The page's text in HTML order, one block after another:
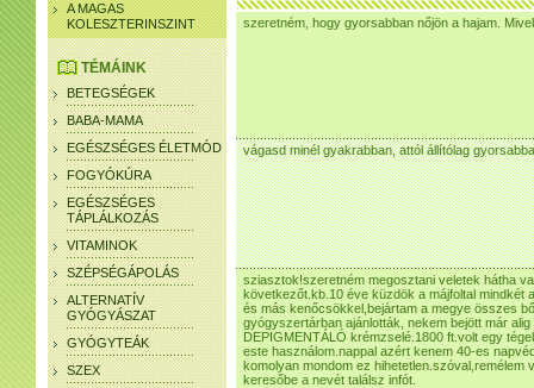
A MAGAS
KOLESZTERINSZINT
TÉMÁINK
BETEGSÉGEK
BABA-MAMA
EGÉSZSÉGES ÉLETMÓD
FOGYÓKÚRA
EGÉSZSÉGES
TÁPLÁLKOZÁS
VITAMINOK
SZÉPSÉGÁPOLÁS
ALTERNATÍV
GYÓGYÁSZAT
GYÓGYTEÁK
SZEX
szeretném, hogy gyorsabban nőjön a hajam.
vágasd minél gyakrabban, attól állítólag
sziasztok!szeretném megosztani veletek hátha
következőt.kb.10 éve küzdök a májfoltal mindkét
és más kenőcsökkel,bejártam a megye összes
gyógyszertárban ajánlották, nekem bejött már
DEPIGMENTÁLÓ krémzselé.1800 ft.volt egy
este használom.nappal azért kenem 40-es
komolyan mondom ez hihetetlen.szóval,remélem
keresőbe a nevét találsz infót.